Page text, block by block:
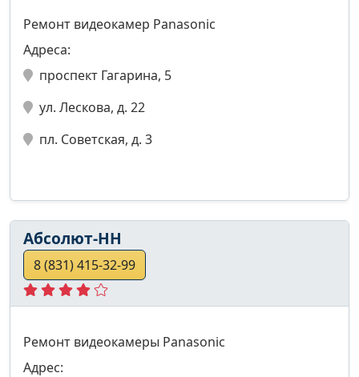
Ремонт видеокамер Panasonic
Адреса:
проспект Гагарина, 5
ул. Лескова, д. 22
пл. Советская, д. 3
Абсолют-НН
8 (831) 415-32-99
Ремонт видеокамеры Panasonic
Адрес: